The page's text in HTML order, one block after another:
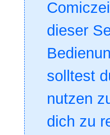
dieser
solltest
nutzen
dich zu